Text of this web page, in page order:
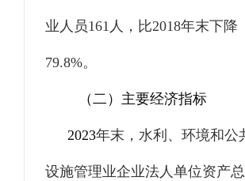
业人员161 人，比2018年末下降
79.8%。
（二）主要经济指标
2023年末，水利、环境和公
设施管理业企业法人单位资产总